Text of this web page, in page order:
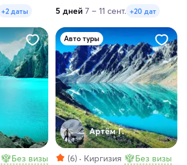
+2 даты 5 дней 7 – 11 сент. +20 дат
Без визы
Авто туры
Артём Г.
(6) Киргизия Без визы